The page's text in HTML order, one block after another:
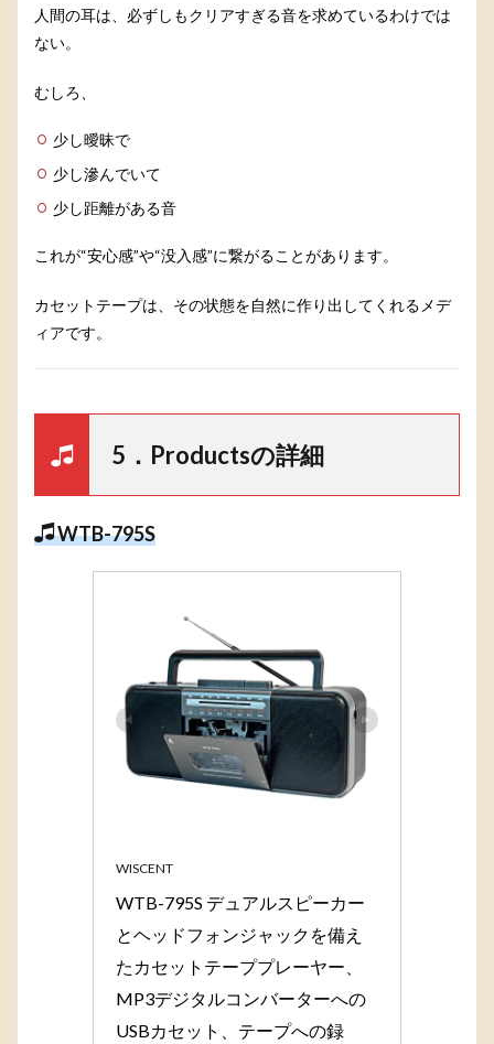
人間の耳は、必ずしもクリアすぎる音を求めているわけでは
ない。
むしろ、
少し曖昧で
少し滲んでいて
少し距離がある音
これが“安心感”や“没入感”に繋がることがあります。
カセットテープは、その状態を自然に作り出してくれるメデ
ィアです。
5．Productsの詳細
WTB-795S
WISCENT
WTB-795S デュアルスピーカー
とヘッドフォンジャックを備え
たカセットテーププレーヤー、
MP3デジタルコンバーターへの
USBカセット、テープへの録